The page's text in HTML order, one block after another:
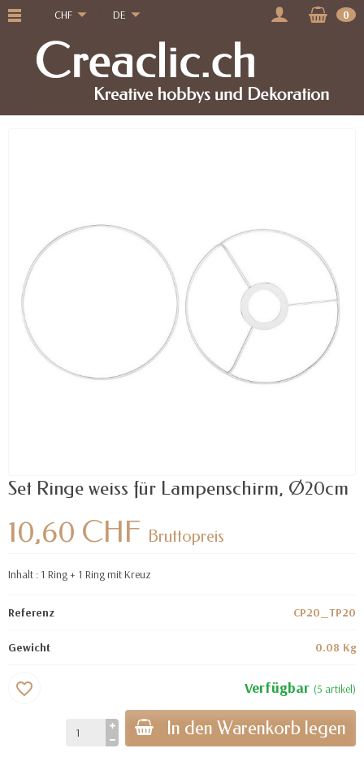
CHF DE 0
Set Ringe weiss für Lampenschirm, Ø20cm
10,60 CHF Bruttopreis
Inhalt : 1 Ring + 1 Ring mit Kreuz
Referenz CP20_TP20
Gewicht 0.08 Kg
Verfügbar (5 artikel)
In den Warenkorb legen
favorite_border